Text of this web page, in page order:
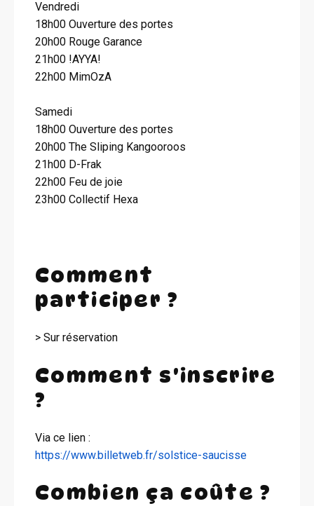
Vendredi
18h00 Ouverture des portes
20h00 Rouge Garance
21h00 !AYYA!
22h00 MimOzA
Samedi
18h00 Ouverture des portes
20h00 The Sliping Kangooroos
21h00 D-Frak
22h00 Feu de joie
23h00 Collectif Hexa
Comment
participer ?
> Sur réservation
Comment s'inscrire
?
Via ce lien :
https://www.billetweb.fr/solstice-saucisse
Combien ça coûte ?